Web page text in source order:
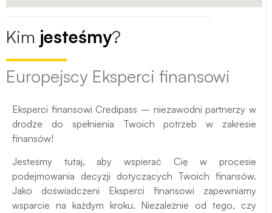
Kim jesteśmy?
Europejscy Eksperci finansowi
Eksperci finansowi Credipass – niezawodni partnerzy w
drodze do spełnienia Twoich potrzeb w zakresie
finansów!
Jesteśmy tutaj, aby wspierać Cię w procesie
podejmowania decyzji dotyczących Twoich finansów.
Jako doświadczeni Eksperci finansowi zapewniamy
wsparcie na każdym kroku. Niezależnie od tego, czy